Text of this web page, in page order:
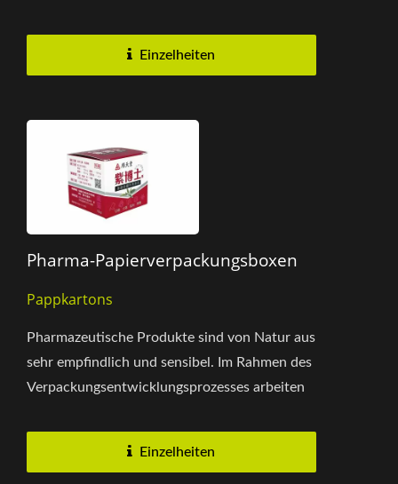
Einzelheiten
Pharma-Papierverpackungsboxen
Pappkartons
Pharmazeutische Produkte sind von Natur aus
sehr empfindlich und sensibel. Im Rahmen des
Verpackungsentwicklungsprozesses arbeiten
Einzelheiten